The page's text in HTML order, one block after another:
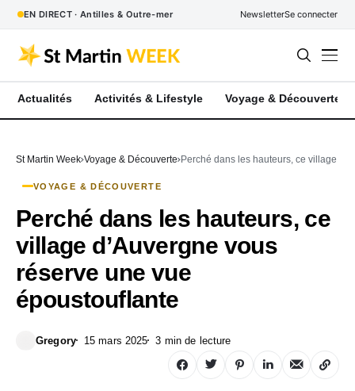
EN DIRECT · Antilles & Outre-mer NewsletterSe connecter
Actualités Activités & Lifestyle Voyage & Découverte
St Martin Week Voyage & Découverte Perché dans les hauteurs, ce village
VOYAGE & DÉCOUVERTE
Perché dans les hauteurs, ce
village d’Auvergne vous
réserve une vue
époustouflante
Gregory 15 mars 2025 3 min de lecture